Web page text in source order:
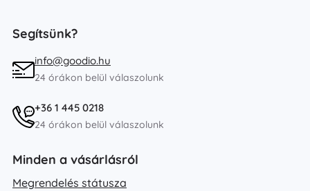
Segítsünk?
info@goodio.hu
24 órákon belül válaszolunk
+36 1 445 0218
24 órákon belül válaszolunk
Minden a vásárlásról
Megrendelés státusza